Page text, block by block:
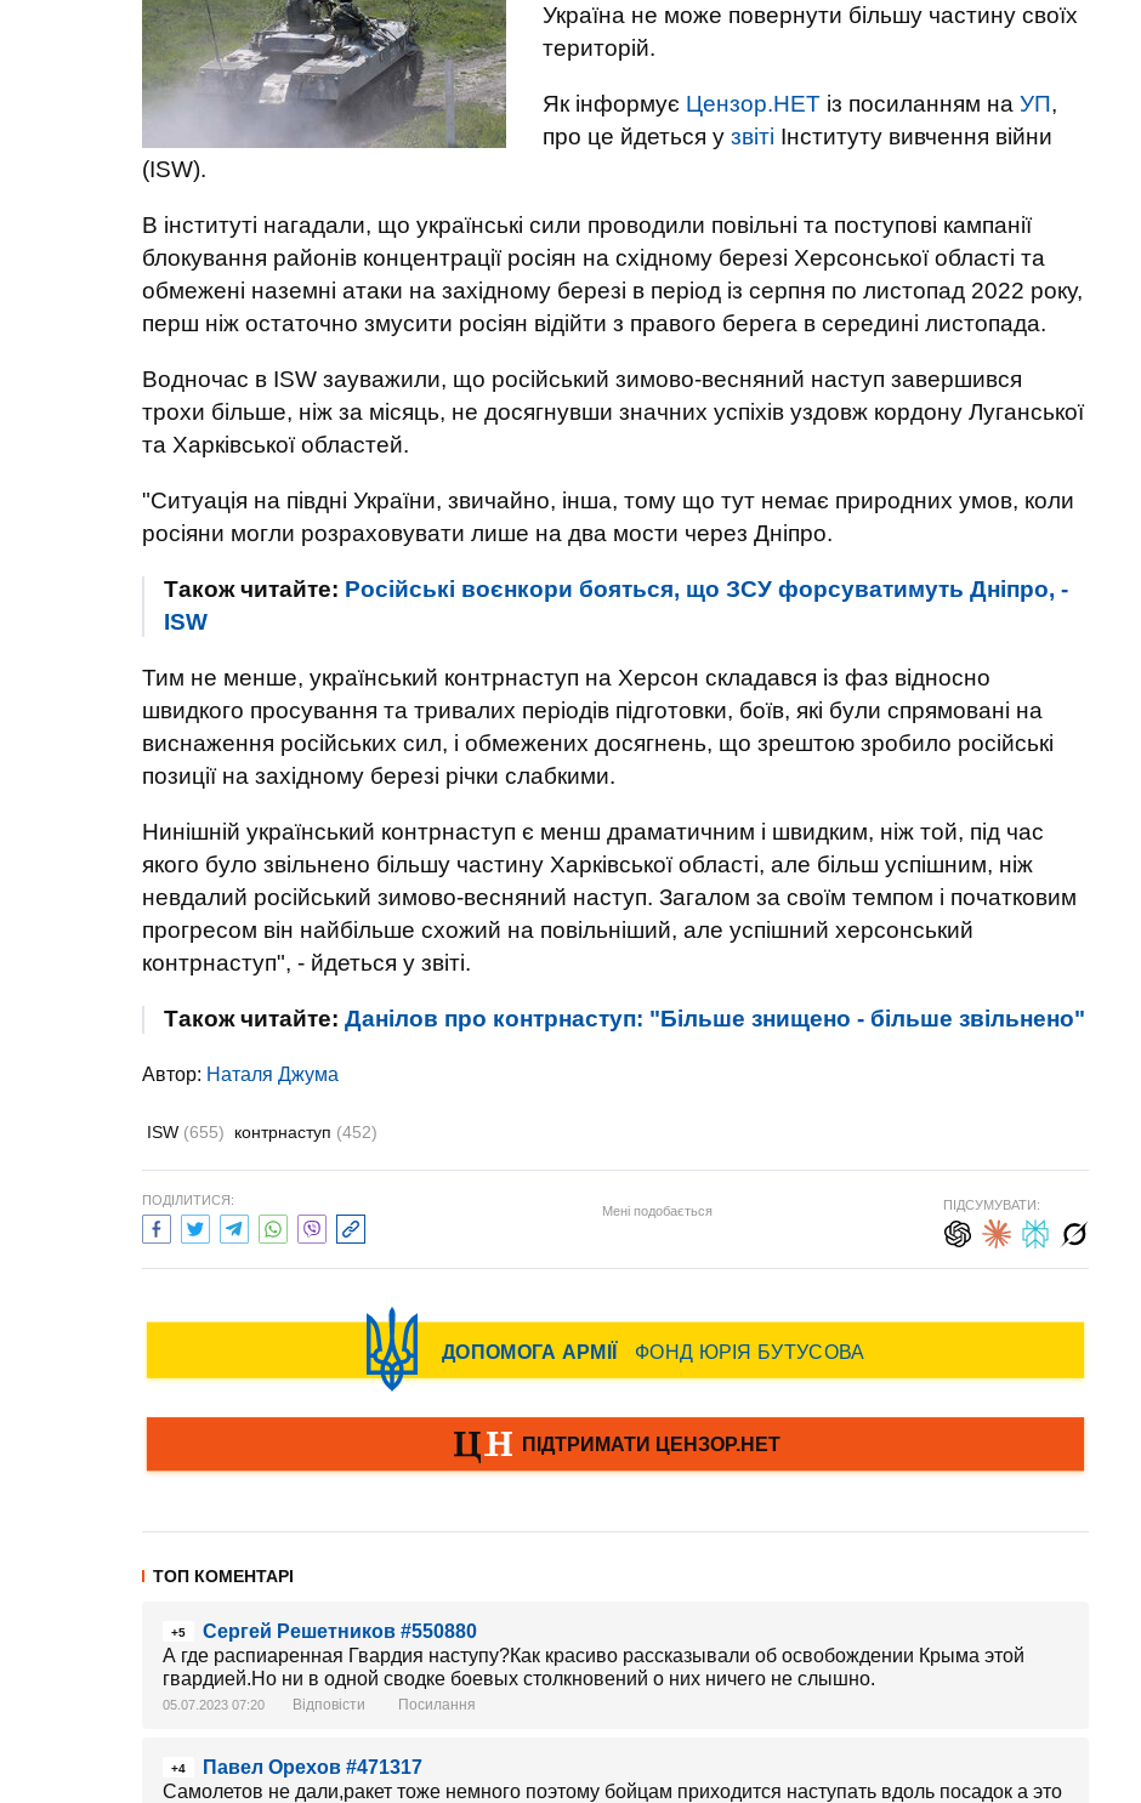
Україна не може повернути більшу частину своїх
територій.
Як інформує Цензор.НЕТ із посиланням на УП,
про це йдеться у звіті Інституту вивчення війни
(ISW).
В інституті нагадали, що українські сили проводили повільні та поступові кампанії
блокування районів концентрації росіян на східному березі Херсонської області та
обмежені наземні атаки на західному березі в період із серпня по листопад 2022 року,
перш ніж остаточно змусити росіян відійти з правого берега в середині листопада.
Водночас в ISW зауважили, що російський зимово-весняний наступ завершився
трохи більше, ніж за місяць, не досягнувши значних успіхів уздовж кордону Луганської
та Харківської областей.
"Ситуація на півдні України, звичайно, інша, тому що тут немає природних умов, коли
росіяни могли розраховувати лише на два мости через Дніпро.
Також читайте: Російські воєнкори бояться, що ЗСУ форсуватимуть Дніпро, -
ISW
Тим не менше, український контрнаступ на Херсон складався із фаз відносно
швидкого просування та тривалих періодів підготовки, боїв, які були спрямовані на
виснаження російських сил, і обмежених досягнень, що зрештою зробило російські
позиції на західному березі річки слабкими.
Нинішній український контрнаступ є менш драматичним і швидким, ніж той, під час
якого було звільнено більшу частину Харківської області, але більш успішним, ніж
невдалий російський зимово-весняний наступ. Загалом за своїм темпом і початковим
прогресом він найбільше схожий на повільніший, але успішний херсонський
контрнаступ", - йдеться у звіті.
Також читайте: Данілов про контрнаступ: "Більше знищено - більше звільнено"
Автор: Наталя Джума
ISW (655) контрнаступ (452)
ПОДІЛИТИСЯ:
Мені подобається ПІДСУМУВАТИ:
ТОП КОМЕНТАРІ
+5
Сергей Решетников #550880
А где распиаренная Гвардия наступу?Как красиво рассказывали об освобождении Крыма этой
гвардией.Но ни в одной сводке боевых столкновений о них ничего не слышно.
05.07.2023 07:20 Відповісти Посилання
+4
Павел Орехов #471317
Самолетов не дали,ракет тоже немного поэтому бойцам приходится наступать вдоль посадок а это